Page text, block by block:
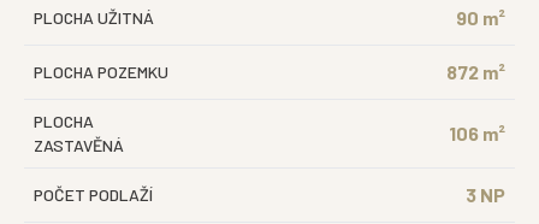
PLOCHA UŽITNÁ 90 m²
PLOCHA POZEMKU 872 m²
PLOCHA
ZASTAVĚNÁ
106 m²
POČET PODLAŽÍ 3 NP